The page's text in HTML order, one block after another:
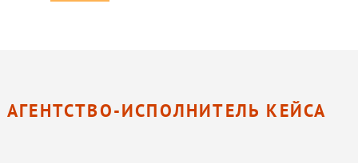
АГЕНТСТВО-ИСПОЛНИТЕЛЬ КЕЙСА